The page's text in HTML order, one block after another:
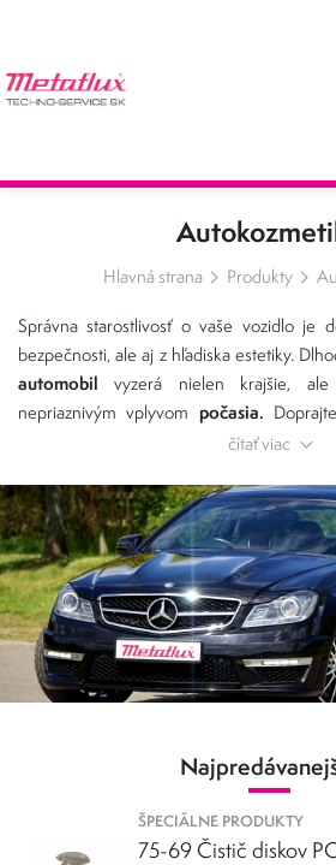
Hlavná strana Produkty
Správna starostlivosť o vaše vozidlo je
bezpečnosti, ale aj z hľadiska estetiky.
automobil vyzerá nielen krajšie,
nepriaznivým vplyvom počasia.
Autokozmetika od
čítať viac
ŠPECIÁLNE PRODUKTY
75-69 Čistič diskov